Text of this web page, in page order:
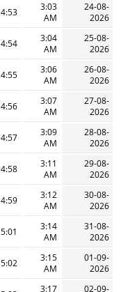
24-08-
2026
3:03
AM
4:53 AM
25-08-
2026
3:04
AM
4:54 AM
26-08-
2026
3:06
AM
4:55 AM
27-08-
2026
3:07
AM
4:56 AM
28-08-
2026
3:09
AM
4:57 AM
29-08-
2026
3:11
AM
4:58 AM
30-08-
2026
3:12
AM
4:59 AM
31-08-
2026
3:14
AM
5:01 AM
01-09-
2026
3:15
AM
5:02 AM
02-09-
3:17